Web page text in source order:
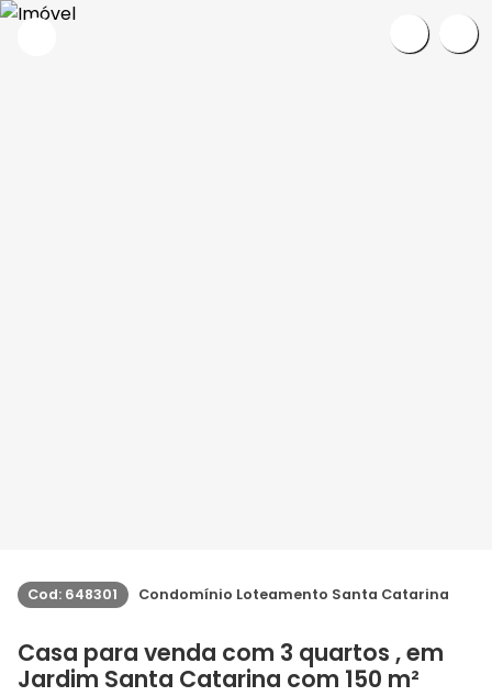
Cod: 648301 Condomínio Loteamento Santa Catarina
Casa para venda com 3 quartos , em
Jardim Santa Catarina com 150 m²